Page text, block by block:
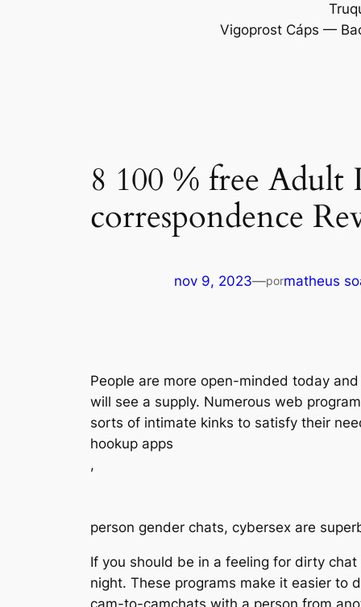
Vigoprost Cáps —
8 100 % free Adult
correspondence
nov 9, 2023—pormatheus
People are more open-minded today
will see a supply. Numerous web
sorts of intimate kinks to satisfy their
hookup apps
,
person gender chats, cybersex are
If you should be in a feeling for dirty
night. These programs make it easier to
cam-to-camchats with a person from